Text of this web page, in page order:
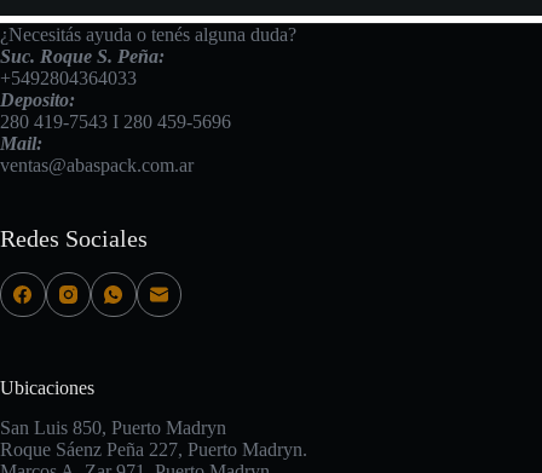
¿Necesitás ayuda o tenés alguna duda?
Suc. Roque S. Peña:
+5492804364033
Deposito:
280 419-7543 I 280 459-5696
Mail:
ventas@abaspack.com.ar
Redes Sociales
Ubicaciones
San Luis 850, Puerto Madryn
Roque Sáenz Peña 227, Puerto Madryn.